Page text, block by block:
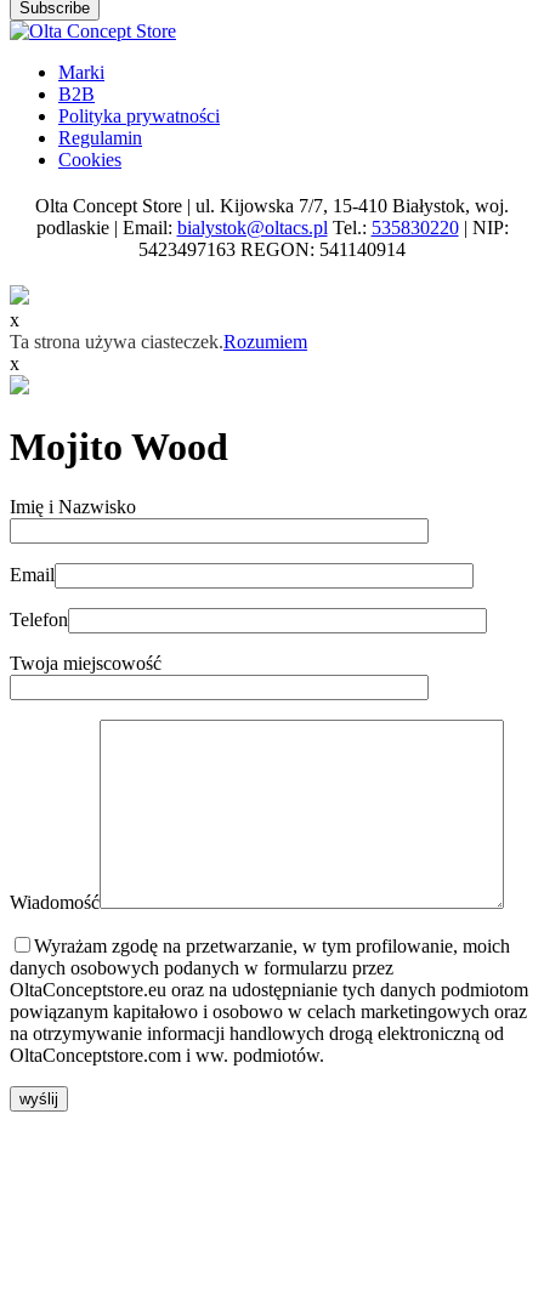
Subscribe
Marki
B2B
Polityka prywatności
Regulamin
Cookies
Olta Concept Store | ul. Kijowska 7/7, 15-410 Białystok, woj.
podlaskie | Email: bialystok@oltacs.pl Tel.: 535830220| NIP:
5423497163 REGON: 541140914
x
Ta strona używa ciasteczek.Rozumiem
x
Mojito Wood
Imię i Nazwisko
Email
Telefon
Twoja miejscowość
Wiadomość
Wyrażam zgodę na przetwarzanie, w tym profilowanie, moich
danych osobowych podanych w formularzu przez
OltaConceptstore.eu oraz na udostępnianie tych danych podmiotom
powiązanym kapitałowo i osobowo w celach marketingowych oraz
na otrzymywanie informacji handlowych drogą elektroniczną od
OltaConceptstore.com i ww. podmiotów.